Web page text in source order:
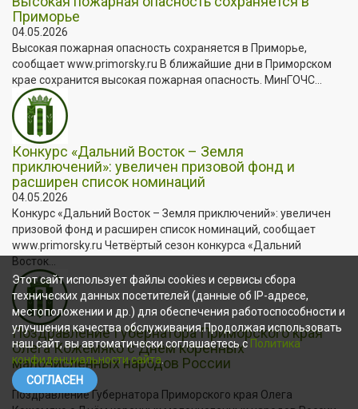
Приморье
04.05.2026
Высокая пожарная опасность сохраняется в Приморье,
сообщает www.primorsky.ru В ближайшие дни в Приморском
крае сохранится высокая пожарная опасность. МинГОЧС...
Конкурс «Дальний Восток – Земля
приключений»: увеличен призовой фонд и
расширен список номинаций
04.05.2026
Конкурс «Дальний Восток – Земля приключений»: увеличен
призовой фонд и расширен список номинаций, сообщает
www.primorsky.ru Четвёртый сезон конкурса «Дальний
Восток...
Поздравление Губернатора Приморского края
Олега Кожемяко с Днём коренных
малочисленных народов России
30.04.2026
Поздравление Губернатора Приморского края Олега
Этот сайт использует файлы cookies и сервисы сбора
технических данных посетителей (данные об IP-адресе,
местоположении и др.) для обеспечения работоспособности и
улучшения качества обслуживания.Продолжая использовать
наш сайт, вы автоматически соглашаетесь с Политика
конфиденциальности сайта
СОГЛАСЕН